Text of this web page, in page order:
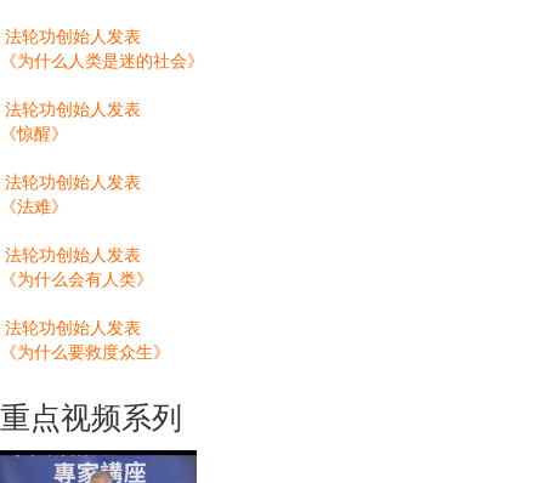
法轮功创始人发表
《为什么人类是迷的社会》
法轮功创始人发表
《惊醒》
法轮功创始人发表
《法难》
法轮功创始人发表
《为什么会有人类》
法轮功创始人发表
《为什么要救度众生》
重点视频系列